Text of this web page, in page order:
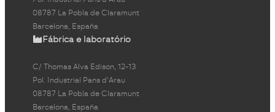
08787 La Pobla de Claramunt
Barcelona, España
Fábrica e laboratório
C/ Thomas Alva Edison, 12-13
Pol. Industrial Pans d'Arau
08787 La Pobla de Claramunt
Barcelona, España